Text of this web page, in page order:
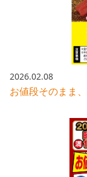
2026.02.08
お値段そのまま